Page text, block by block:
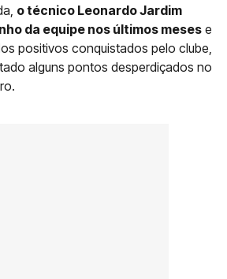
o técnico Leonardo Jardim
da equipe nos últimos meses e
positivos conquistados pelo clube,
alguns pontos desperdiçados no